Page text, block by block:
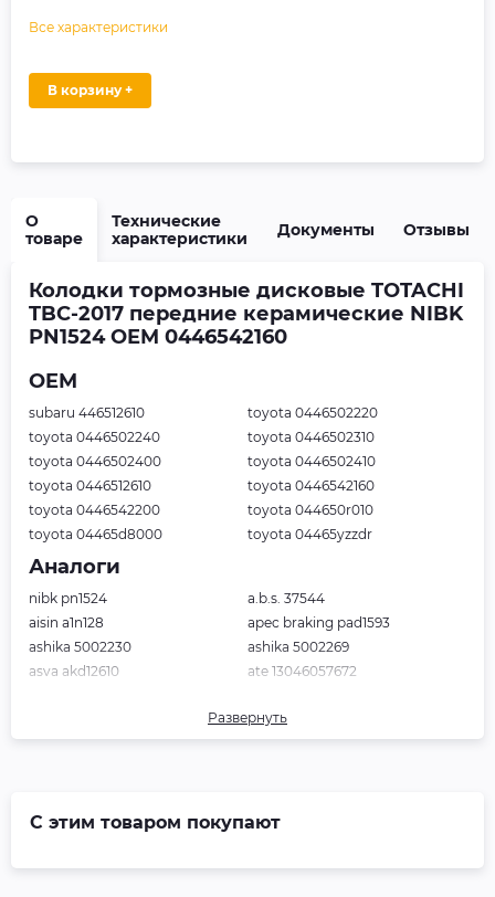
Все характеристики
В корзину +
О
товаре
Технические
характеристики
Документы Отзывы
Колодки тормозные дисковые TOTACHI
TBC-2017 передние керамические NIBK
PN1524 OEM 0446542160
OEM
subaru 446512610
toyota 0446502220
toyota 0446502240
toyota 0446502310
toyota 0446502400
toyota 0446502410
toyota 0446512610
toyota 0446542160
toyota 0446542200
toyota 044650r010
toyota 04465d8000
toyota 04465yzzdr
Аналоги
nibk pn1524
a.b.s. 37544
aisin a1n128
apec braking pad1593
ashika 5002230
ashika 5002269
asva akd12610
ate 13046057672
bosch 0986ab2192
breck 243360000000
brembo p83082
fenox bp43071
ferodo fdb1891
galfer b1g12010652
girling 6134259
Развернуть
С этим товаром покупают